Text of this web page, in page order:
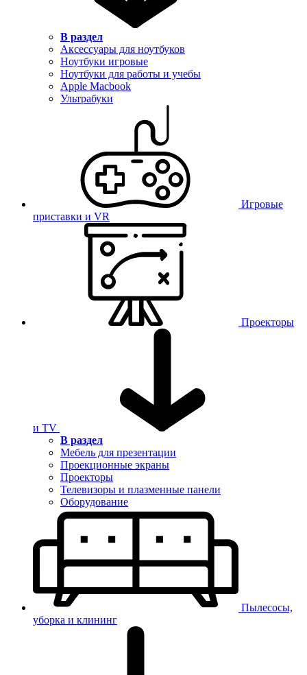
В раздел
Аксессуары для ноутбуков
Ноутбуки игровые
Ноутбуки для работы и учебы
Apple Macbook
Ультрабуки
Игровые
приставки и VR
Проекторы
и TV
В раздел
Мебель для презентации
Проекционные экраны
Проекторы
Телевизоры и плазменные панели
Оборудование
Пылесосы,
уборка и клининг